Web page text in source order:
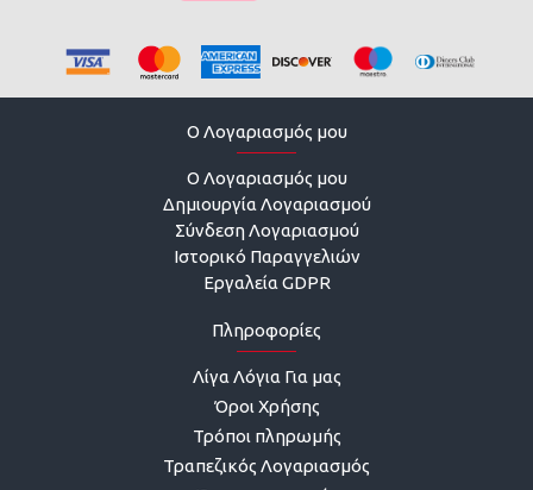
O Λογαριασμός μου
O Λογαριασμός μου
Δημιουργία Λογαριασμού
Σύνδεση Λογαριασμού
Ιστορικό Παραγγελιών
Εργαλεία GDPR
Πληροφορίες
Λίγα Λόγια Για μας
Όροι Χρήσης
Τρόποι πληρωμής
Τραπεζικός Λογαριασμός